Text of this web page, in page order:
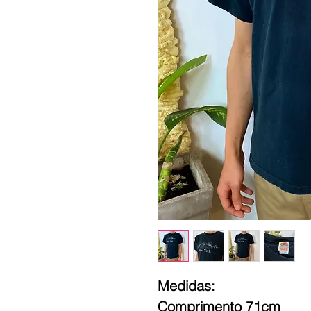
Medidas:
Comprimento 71cm